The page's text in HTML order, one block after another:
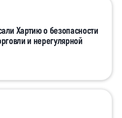
Хартию о безопасности
и нерегулярной